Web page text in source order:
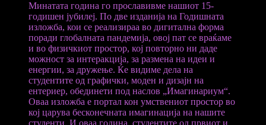
Минатата година го прославивме нашиот 15-
годишен јубилеј. По две изданија на Годишната
изложба, кои се реализираа во дигитална форма
поради глобалната пандемија, овој пат се враќаме
и во физичкиот простор, кој повторно ни даде
можност за интеракција, за размена на идеи и
енергии, за дружење. Ќе видиме дела на
студентите од графички, моден и дизајн на
ентериер, обединети под наслов „Имагинариум“.
Оваа изложба е портал кон умствениот простор во
кој царува бесконечната имагинација на нашите